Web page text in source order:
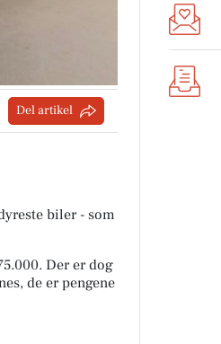
Del artikel
biler - som
Der er dog
de er pengene